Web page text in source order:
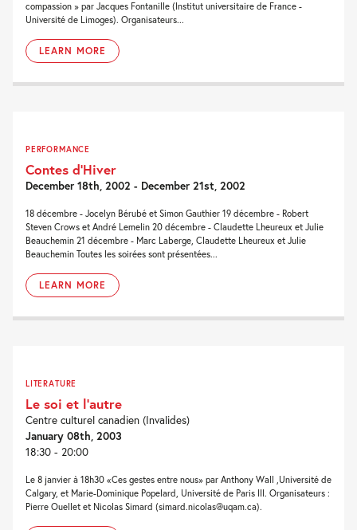
compassion » par Jacques Fontanille (Institut universitaire de France -
Université de Limoges). Organisateurs...
LEARN MORE
PERFORMANCE
Contes d’Hiver
December 18th, 2002 - December 21st, 2002
18 décembre - Jocelyn Bérubé et Simon Gauthier 19 décembre - Robert
Steven Crows et André Lemelin 20 décembre - Claudette Lheureux et Julie
Beauchemin 21 décembre - Marc Laberge, Claudette Lheureux et Julie
Beauchemin Toutes les soirées sont présentées...
LEARN MORE
LITERATURE
Le soi et l’autre
Centre culturel canadien (Invalides)
January 08th, 2003
18:30 - 20:00
Le 8 janvier à 18h30 «Ces gestes entre nous» par Anthony Wall ,Université de
Calgary, et Marie-Dominique Popelard, Université de Paris III. Organisateurs :
Pierre Ouellet et Nicolas Simard (simard.nicolas@uqam.ca).